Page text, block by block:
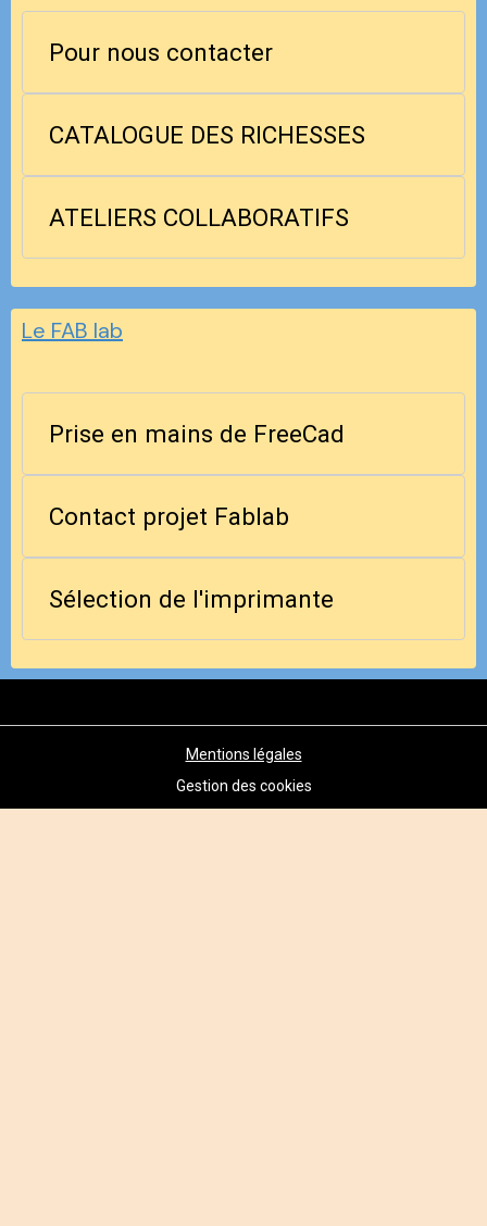
Pour nous contacter
CATALOGUE DES RICHESSES
ATELIERS COLLABORATIFS
Le FAB lab
Prise en mains de FreeCad
Contact projet Fablab
Sélection de l'imprimante
Mentions légales
Gestion des cookies